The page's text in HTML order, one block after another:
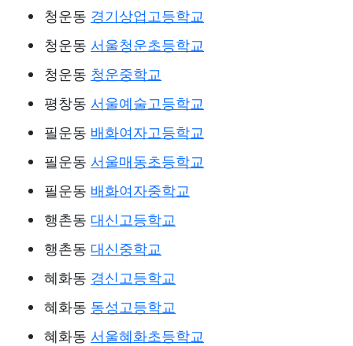
청운동 경기상업고등학교
청운동 서울청운초등학교
청운동 청운중학교
평창동 서울예술고등학교
필운동 배화여자고등학교
필운동 서울매동초등학교
필운동 배화여자중학교
행촌동 대신고등학교
행촌동 대신중학교
혜화동 경신고등학교
혜화동 동성고등학교
혜화동 서울혜화초등학교